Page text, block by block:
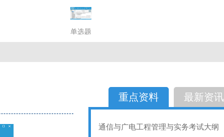
单选题
选择题
重点资料 最新资讯
通信与广电工程管理与实务考试大纲